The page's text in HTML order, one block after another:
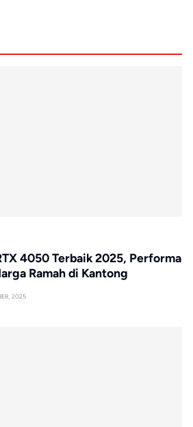
4050 Terbaik 2025, Performa
Ramah di Kantong
2025